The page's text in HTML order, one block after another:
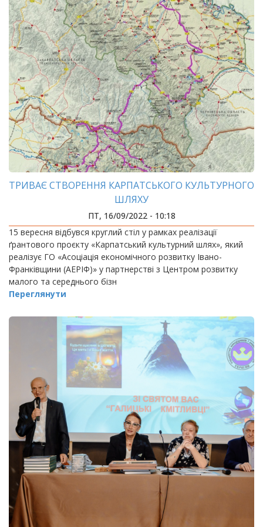
ТРИВАЄ СТВОРЕННЯ КАРПАТСЬКОГО КУЛЬТУРНОГО
ШЛЯХУ
ПТ, 16/09/2022 - 10:18
15 вересня відбувся круглий стіл у рамках реалізації
ґрантового проєкту «Карпатський культурний шлях», який
реалізує ГО «Асоціація економічного розвитку Івано-
Франківщини (АЕРІФ)» у партнерстві з Центром розвитку
малого та середнього бізн
Переглянути